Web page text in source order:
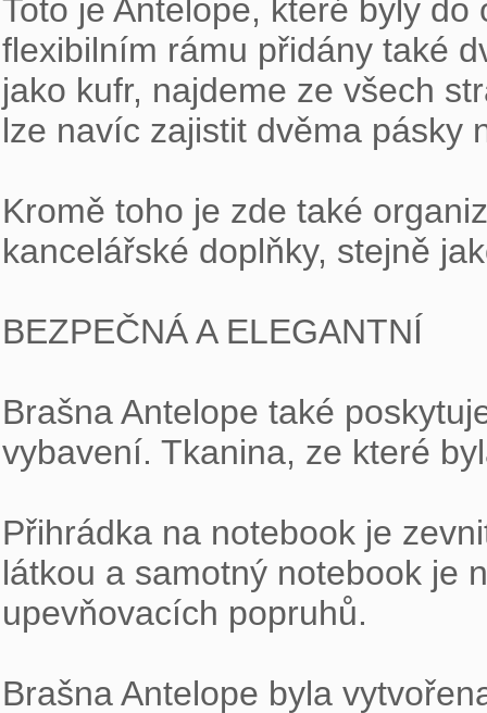
Toto je Antelope, které byly
flexibilním rámu přidány také
jako kufr, najdeme ze všech
lze navíc zajistit dvěma pásky
Kromě toho je zde také
kancelářské doplňky, stejně
BEZPEČNÁ A ELEGANTNÍ
Brašna Antelope také
vybavení. Tkanina, ze které
Přihrádka na notebook je
látkou a samotný notebook je
upevňovacích popruhů.
Brašna Antelope byla